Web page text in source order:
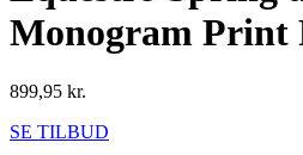
Monogram Print
899,95 kr.
SE TILBUD